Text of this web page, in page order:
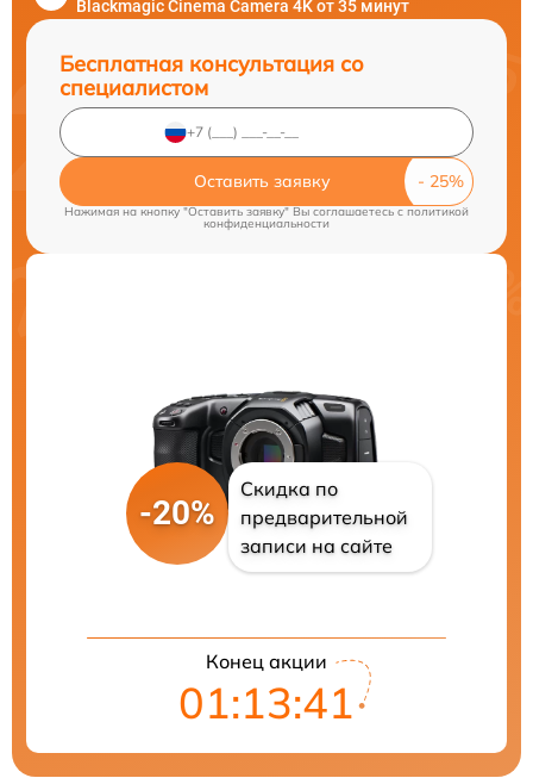
Blackmagic Cinema Camera 4K от 35 минут
Бесплатная консультация со
специалистом
Оставить заявку
Нажимая на кнопку "Оставить заявку" Вы соглашаетесь cполитикой
конфиденциальности
-20%
Скидка по
предварительной
записи на сайте
Конец акции
01:13:40